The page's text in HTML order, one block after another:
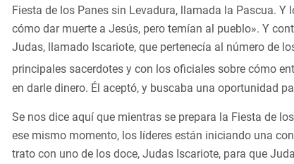
Fiesta de los Panes sin Levadura, llamada la Pascua.
cómo dar muerte a Jesús, pero temían al pueblo». Y
Judas, llamado Iscariote, que pertenecía al número de
principales sacerdotes y con los oficiales sobre cómo
en darle dinero. Él aceptó, y buscaba una oportunidad
Se nos dice aquí que mientras se prepara la Fiesta de
ese mismo momento, los líderes están iniciando una
trato con uno de los doce, Judas Iscariote, para que